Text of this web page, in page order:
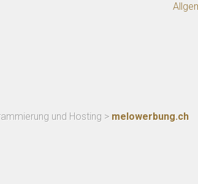
und Hosting > melowerbung.ch